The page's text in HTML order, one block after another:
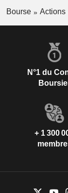
Bourse Actions
N°1 du
+ 1 300